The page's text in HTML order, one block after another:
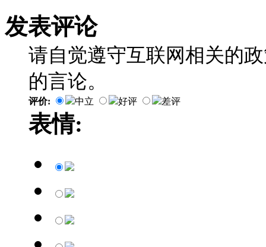
发表评论
请自觉遵守互联网相关的
的言论。
评价: 中立 好评 差评
表情: